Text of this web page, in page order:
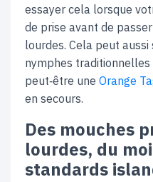
essayer cela lorsque
de prise avant de
lourdes. Cela peut
nymphes traditionnelles
peut‑être une Orange
en secours.
Des mouches
lourdes, du
standards